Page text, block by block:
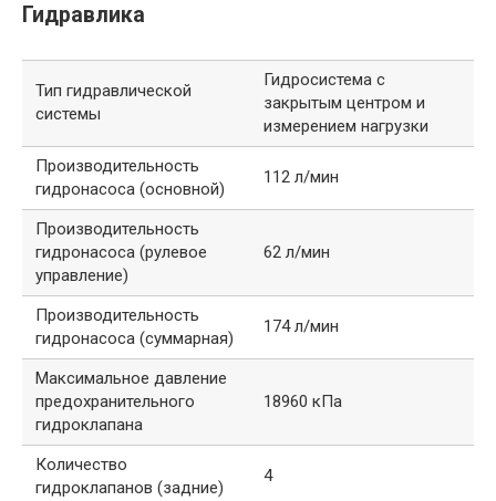
Гидравлика
Тип гидравлической
системы
Гидросистема с
закрытым центром и
измерением нагрузки
Производительность
гидронасоса (основной)
112 л/мин
Производительность
гидронасоса (рулевое
управление)
62 л/мин
Производительность
гидронасоса (суммарная)
174 л/мин
Максимальное давление
предохранительного
гидроклапана
18960 кПа
Количество
гидроклапанов (задние)
4